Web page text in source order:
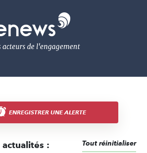
ENREGISTRER UNE ALERTE
: Tout réinitialiser